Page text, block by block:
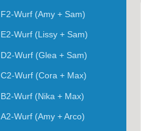
F2-Wurf (Amy + Sam)
E2-Wurf (Lissy + Sam)
D2-Wurf (Glea + Sam)
C2-Wurf (Cora + Max)
B2-Wurf (Nika + Max)
A2-Wurf (Amy + Arco)